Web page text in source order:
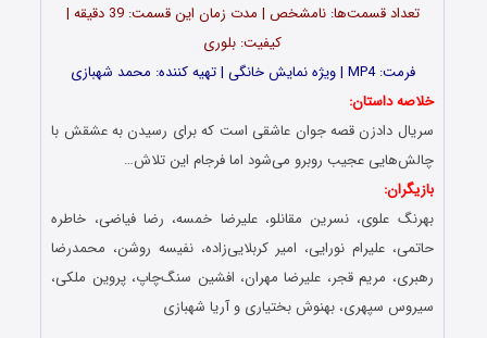
تعداد قسمت‌ها: نامشخص | مدت زمان این قسمت: 39 دقیقه |
کیفیت: بلوری
فرمت: MP4 | ویژه نمایش خانگی | تهیه کننده: محمد شهبازی
خلاصه داستان:
سریال دادزن قصه جوان عاشقی است که برای رسیدن به عشقش با
چالش‌هایی عجیب روبرو می‌شود اما فرجام این تلاش…
بازیگران:
بهرنگ علوی، نسرین مقانلو، علیرضا خمسه، رضا فیاضی، خاطره
حاتمی، علیرام نورایی، امیر کربلایی‌زاده، نفیسه روشن، محمدرضا
رهبری، مریم قجر، علیرضا مهران، افشین سنگ‌چاپ، پروین ملکی،
سیروس سپهری، بهنوش بختیاری و آریا شهبازی